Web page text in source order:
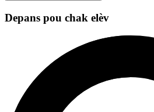
Depans pou chak elèv